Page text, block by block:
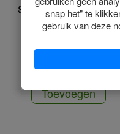
Seresto Hond Klein -
38 Cm
€33.50*
Toevoegen